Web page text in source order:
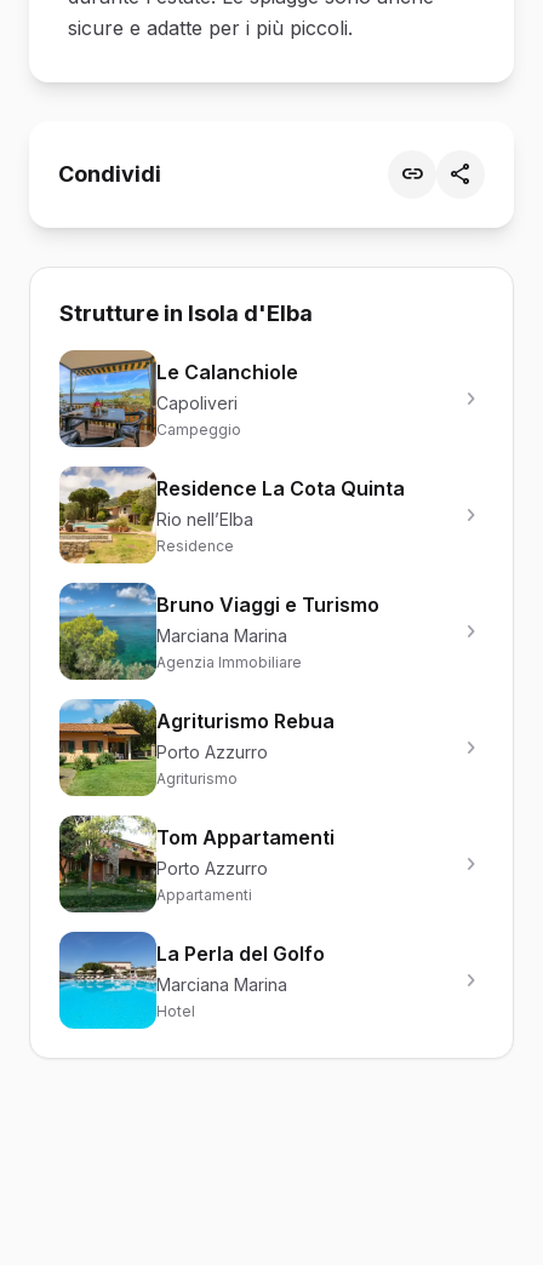
sicure e adatte per i più piccoli.
Condividi
Strutture in Isola d'Elba
Le Calanchiole
Capoliveri
Campeggio
Residence La Cota Quinta
Rio nell’Elba
Residence
Bruno Viaggi e Turismo
Marciana Marina
Agenzia Immobiliare
Agriturismo Rebua
Porto Azzurro
Agriturismo
Tom Appartamenti
Porto Azzurro
Appartamenti
La Perla del Golfo
Marciana Marina
Hotel